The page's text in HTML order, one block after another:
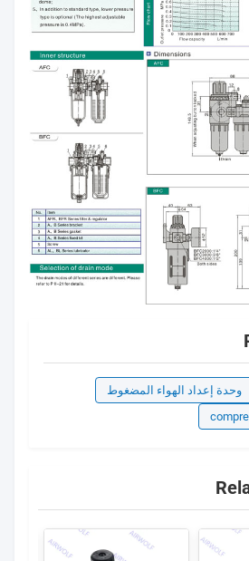
وحدة إعداد الهواء المضغوط